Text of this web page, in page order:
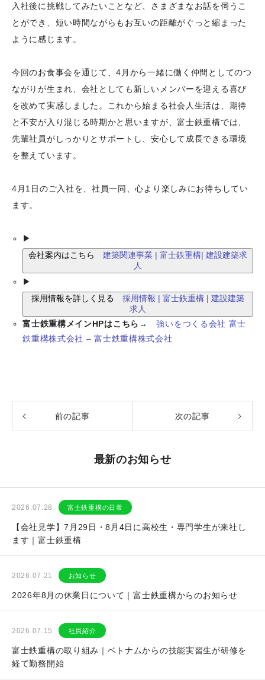
入社後に挑戦してみたいことなど、さまざまなお話を伺うこ
とができ、短い時間ながらもお互いの距離がぐっと縮まった
ように感じます。
今回のお食事会を通じて、4月から一緒に働く仲間としてのつ
ながりが生まれ、会社としても新しいメンバーを迎える喜び
を改めて実感しました。これから始まる社会人生活は、期待
と不安が入り混じる時期かと思いますが、富士鉄重構では、
先輩社員がしっかりとサポートし、安心して成長できる環境
を整えています。
4月1日のご入社を、社員一同、心より楽しみにお待ちしてい
ます。
▶
会社案内はこちら建築関連事業 | 富士鉄重構| 建設建築求
人
▶
採用情報を詳しく見る採用情報 | 富士鉄重構 | 建設建築
求人
富士鉄重構メインHPはこちら →強いをつくる会社 富士
鉄重構株式会社 – 富士鉄重構株式会社
前の記事 次の記事
最新のお知らせ
2026.07.28 富士鉄重構の日常
【会社見学】7月29日・8月4日に高校生・専門学生が来社し
ます｜富士鉄重構
2026.07.21 お知らせ
2026年8月の休業日について｜富士鉄重構からのお知らせ
2026.07.15 社員紹介
富士鉄重構の取り組み｜ベトナムからの技能実習生が研修を
経て勤務開始